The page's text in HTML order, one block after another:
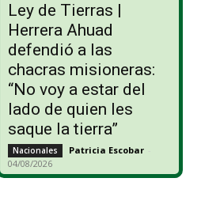
Ley de Tierras |
Herrera Ahuad
defendió a las
chacras misioneras:
“No voy a estar del
lado de quien les
saque la tierra”
Nacionales Patricia Escobar -
04/08/2026